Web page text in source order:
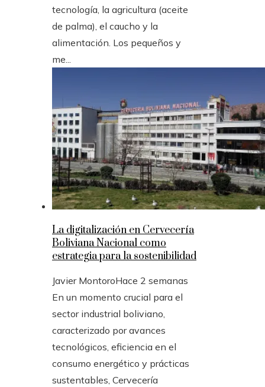
tecnología, la agricultura (aceite
de palma), el caucho y la
alimentación. Los pequeños y
me...
La digitalización en Cervecería
Boliviana Nacional como
estrategia para la sostenibilidad
Javier MontoroHace 2 semanas
En un momento crucial para el
sector industrial boliviano,
caracterizado por avances
tecnológicos, eficiencia en el
consumo energético y prácticas
sustentables, Cervecería